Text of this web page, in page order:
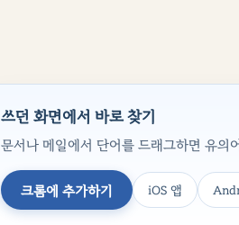
쓰던 화면에서 바로 찾기
문서나 메일에서 단어를 드래그하면 유의
크롬에 추가하기 iOS 앱